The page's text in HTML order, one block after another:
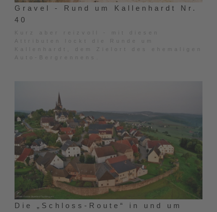
Gravel - Rund um Kallenhardt Nr.
40
Kurz aber reizvoll - mit diesen
Attributen lockt die Runde um
Kallenhardt, dem Zielort des ehemaligen
Auto-Bergrennens.
Die „Schloss-Route“ in und um